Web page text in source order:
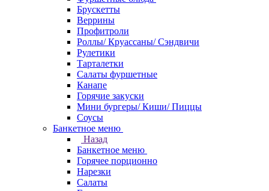
Брускетты
Веррины
Профитроли
Роллы/ Круассаны/ Сэндвичи
Рулетики
Тарталетки
Салаты фуршетные
Канапе
Горячие закуски
Мини бургеры/ Киши/ Пиццы
Соусы
Банкетное меню
Назад
Банкетное меню
Горячее порционно
Нарезки
Салаты